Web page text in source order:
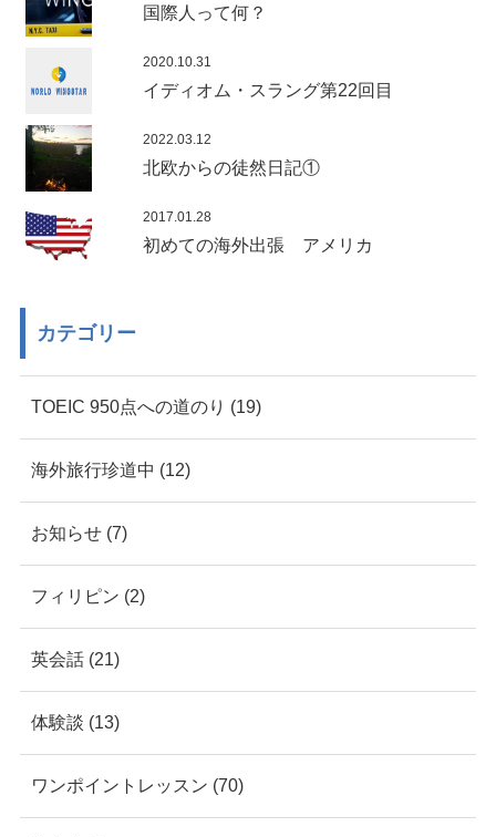
国際人って何？
2020.10.31
イディオム・スラング第22回目
2022.03.12
北欧からの徒然日記①
2017.01.28
初めての海外出張 アメリカ
カテゴリー
TOEIC 950点への道のり (19)
海外旅行珍道中 (12)
お知らせ (7)
フィリピン (2)
英会話 (21)
体験談 (13)
ワンポイントレッスン (70)